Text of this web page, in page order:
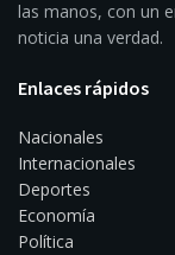
las manos, con un
noticia una verdad.
Enlaces rápidos
Nacionales
Internacionales
Deportes
Economía
Política